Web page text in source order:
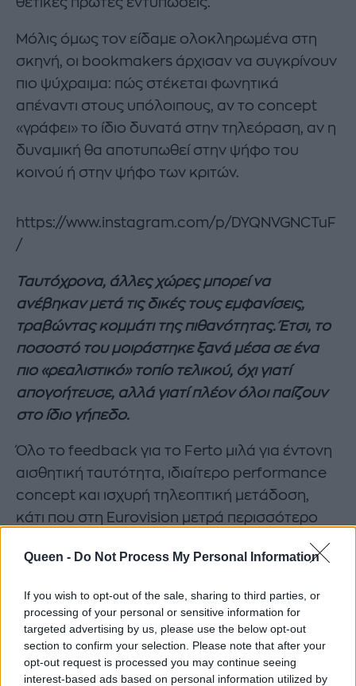
Queen - Do Not Process My Personal Information
If you wish to opt-out of the sale, sharing to third parties, or
processing of your personal or sensitive information for
targeted advertising by us, please use the below opt-out
section to confirm your selection. Please note that after your
opt-out request is processed you may continue seeing
interest-based ads based on personal information utilized by
Μόλις όμως τον είδαμε ολοκληρωμένα στη
σκηνή, οι bookmakers άρχισαν να συγκρίνουν
πιο ψύχραιμα: πώς στέκεται φωνητικά
απέναντι στους υπόλοιπους, αν το concept
«γράφει» το ίδιο δυνατά στην τηλεόραση, αν η
δυναμική θα αποτυπωθεί στην ψήφο του
κοινού ή στην ψήφο των κριτών.
https://www.instagram.com/p/DYQNVGNCTuF
/
Ταυτόχρονα, άλλες χώρες μπορεί να
ανέβηκαν μετά τις δικές τους εμφανίσεις,
τραβώντας κομμάτι της πιθανότητας. Έτσι, το
ποσοστό του μοιράστηκε ξανά μέσα σε ένα
πιο «ρεαλιστικό» τοπίο τελικού, όχι γιατί
απογοήτευσε, αλλά γιατί πλέον όλοι παίζουν
στο ίδιο γήπεδο.
Όλο το feedback για το Ferto μιλά για έντονη
αισθητική ταυτότητα, ιδιαίτερο performance
concept και ισχυρή τηλεοπτική μετάδοση,
κάτι που στη Eurovision μετρά περισσότερο
Κι αυτό είναι ίσως η μεγαλύτερη
αλλαγή της σύγχρονης Eurovision.
Παλιά περιμέναμε το Σάββατο του τελικού για
να δούμε τι θα γίνει. Οι fans παρακολουθούν